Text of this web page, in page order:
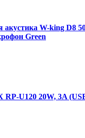
акустика W-king D8
Green
U120 20W, 3A